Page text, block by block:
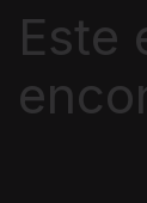
Este